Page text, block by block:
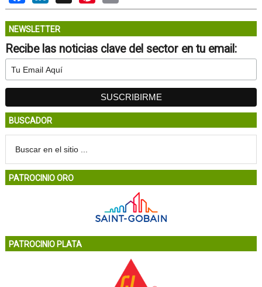
NEWSLETTER
Recibe las noticias clave del sector en tu email:
BUSCADOR
PATROCINIO ORO
PATROCINIO PLATA